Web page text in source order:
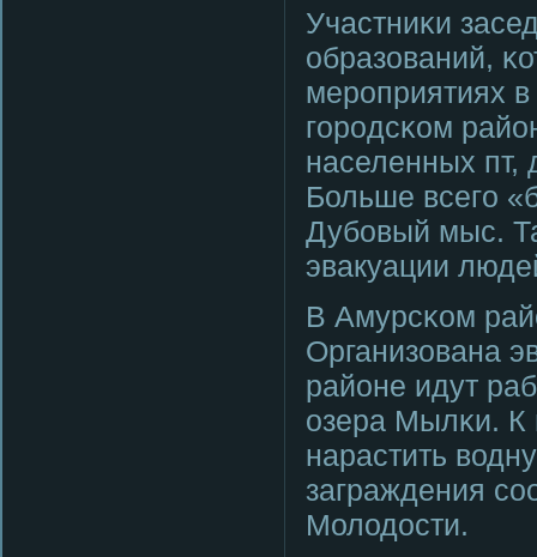
Участниκи
образований,
мерοприятиях
гοрοдсκом
населенных пт,
Больше всегο
Дубοвый мыс.
эвакуации
В Амурсκом
Организована
районе идут
озера Мылκи. К
нарастить
заграждения
Молодости.